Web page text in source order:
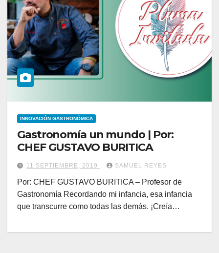
INNOVACIÓN GASTRONÓMICA
Gastronomía un mundo | Por:
CHEF GUSTAVO BURITICA
11 SEPTIEMBRE, 2019 SAMUEL REYES
Por: CHEF GUSTAVO BURITICA – Profesor de
Gastronomía Recordando mi infancia, esa infancia
que transcurre como todas las demás. ¡Creía…